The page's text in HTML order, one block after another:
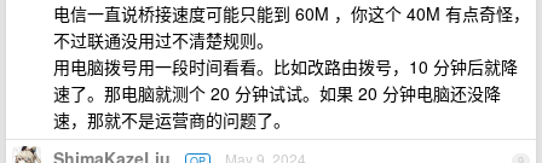
电信一直说桥接速度可能只能到 60M ，你这个 40M 有点奇怪，
不过联通没用过不清楚规则。
用电脑拨号用一段时间看看。比如改路由拨号，10 分钟后就降
速了。那电脑就测个 20 分钟试试。如果 20 分钟电脑还没降
速，那就不是运营商的问题了。
ShimaKazeLiu May 9, 2024